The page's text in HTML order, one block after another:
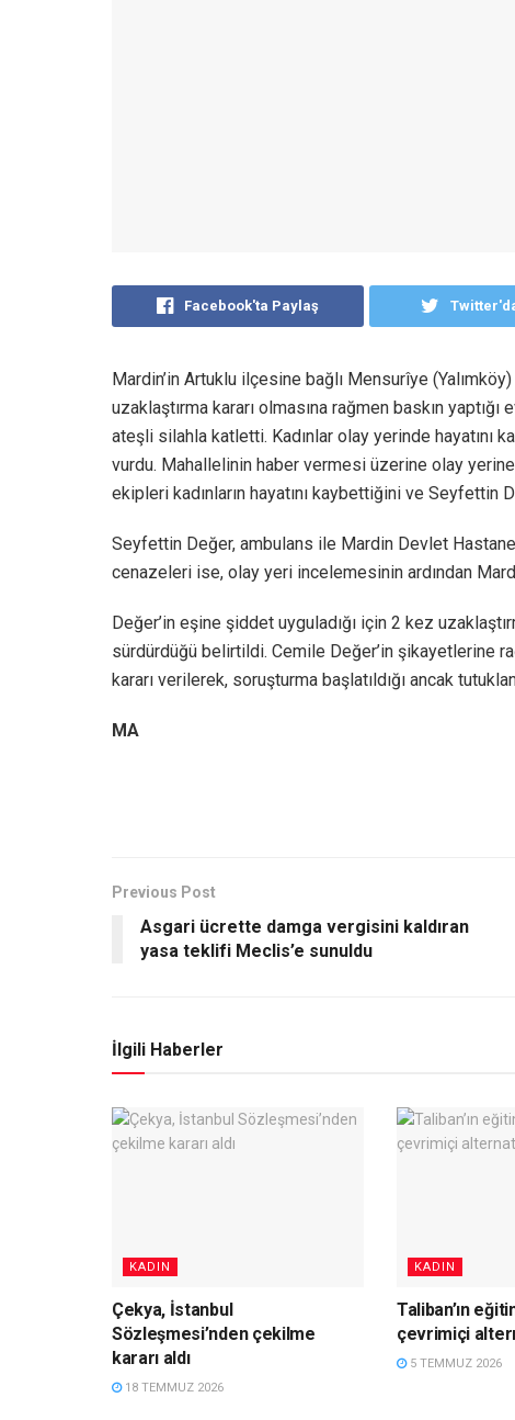
Facebook'ta Paylaş
Mardin’in Artuklu ilçesine bağlı Mensurîye
uzaklaştırma kararı olmasına rağmen baskın
ateşli silahla katletti. Kadınlar olay yerinde hayatını
vurdu. Mahallelinin haber vermesi üzerine olay
ekipleri kadınların hayatını kaybettiğini ve Seyfettin
Seyfettin Değer, ambulans ile Mardin Devlet
cenazeleri ise, olay yeri incelemesinin ardından
Değer’in eşine şiddet uyguladığı için 2 kez
sürdürdüğü belirtildi. Cemile Değer’in şikayetlerine
kararı verilerek, soruşturma başlatıldığı ancak
MA
Previous Post
Asgari ücrette damga vergisini kaldıran
yasa teklifi Meclis’e sunuldu
İlgili Haberler
KADIN
Çekya, İstanbul
Sözleşmesi’nden çekilme
kararı aldı
18 TEMMUZ 2026
KADIN
Taliban’ın
çevrimiçi
5 TEMMUZ 2026